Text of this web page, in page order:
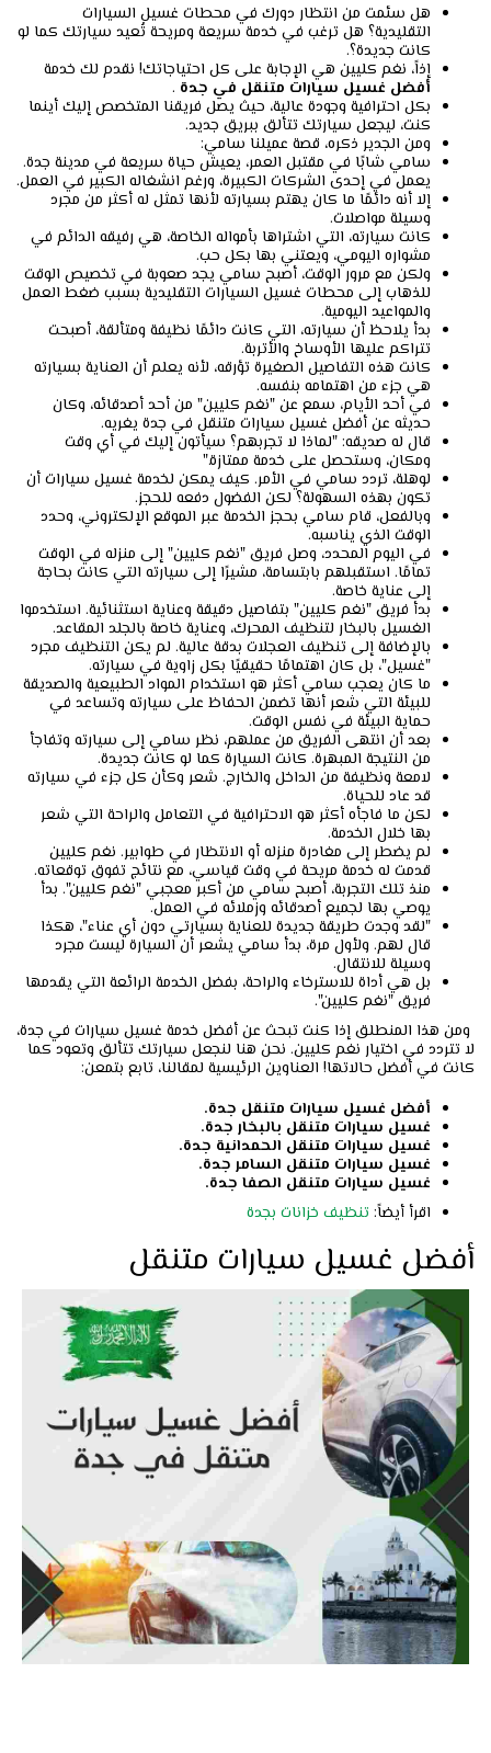
هل سئمت من انتظار دورك في محطات غسيل السيارات
التقليدية؟ هل ترغب في خدمة سريعة ومريحة تُعيد سيارتك كما لو
كانت جديدة؟.
إذاً، نغم كليين هي الإجابة على كل احتياجاتك! نقدم لك خدمة
أفضل غسيل سيارات متنقل في جدة .
بكل احترافية وجودة عالية، حيث يصل فريقنا المتخصص إليك أينما
كنت، ليجعل سيارتك تتألق ببريق جديد.
ومن الجدير ذكره، قصة عميلنا سامي:
سامي شابًا في مقتبل العمر، يعيش حياة سريعة في مدينة جدة.
يعمل في إحدى الشركات الكبيرة، ورغم انشغاله الكبير في العمل.
إلا أنه دائمًا ما كان يهتم بسيارته لأنها تمثل له أكثر من مجرد
وسيلة مواصلات.
كانت سيارته، التي اشتراها بأمواله الخاصة، هي رفيقه الدائم في
مشواره اليومي، ويعتني بها بكل حب.
ولكن مع مرور الوقت، أصبح سامي يجد صعوبة في تخصيص الوقت
للذهاب إلى محطات غسيل السيارات التقليدية بسبب ضغط العمل
والمواعيد اليومية.
بدأ يلاحظ أن سيارته، التي كانت دائمًا نظيفة ومتألقة، أصبحت
تتراكم عليها الأوساخ والأتربة.
كانت هذه التفاصيل الصغيرة تؤرقه، لأنه يعلم أن العناية بسيارته
هي جزء من اهتمامه بنفسه.
في أحد الأيام، سمع عن "نغم كليين" من أحد أصدقائه، وكان
حديثه عن أفضل غسيل سيارات متنقل في جدة يغريه.
قال له صديقه: "لماذا لا تجربهم؟ سيأتون إليك في أي وقت
ومكان، وستحصل على خدمة ممتازة."
لوهلة، تردد سامي في الأمر. كيف يمكن لخدمة غسيل سيارات أن
تكون بهذه السهولة؟ لكن الفضول دفعه للحجز.
وبالفعل، قام سامي بحجز الخدمة عبر الموقع الإلكتروني، وحدد
الوقت الذي يناسبه.
في اليوم المحدد، وصل فريق "نغم كليين" إلى منزله في الوقت
تمامًا. استقبلهم بابتسامة، مشيرًا إلى سيارته التي كانت بحاجة
إلى عناية خاصة.
بدأ فريق "نغم كليين" بتفاصيل دقيقة وعناية استثنائية. استخدموا
الغسيل بالبخار لتنظيف المحرك، وعناية خاصة بالجلد المقاعد.
بالإضافة إلى تنظيف العجلات بدقة عالية. لم يكن التنظيف مجرد
"غسيل"، بل كان اهتمامًا حقيقيًا بكل زاوية في سيارته.
ما كان يعجب سامي أكثر هو استخدام المواد الطبيعية والصديقة
للبيئة التي شعر أنها تضمن الحفاظ على سيارته وتساعد في
حماية البيئة في نفس الوقت.
بعد أن انتهى الفريق من عملهم، نظر سامي إلى سيارته وتفاجأ
من النتيجة المبهرة. كانت السيارة كما لو كانت جديدة.
لامعة ونظيفة من الداخل والخارج. شعر وكأن كل جزء في سيارته
قد عاد للحياة.
لكن ما فاجأه أكثر هو الاحترافية في التعامل والراحة التي شعر
بها خلال الخدمة.
لم يضطر إلى مغادرة منزله أو الانتظار في طوابير. نغم كليين
قدمت له خدمة مريحة في وقت قياسي، مع نتائج تفوق توقعاته.
منذ تلك التجربة، أصبح سامي من أكبر معجبي "نغم كليين". بدأ
يوصي بها لجميع أصدقائه وزملائه في العمل.
"لقد وجدت طريقة جديدة للعناية بسيارتي دون أي عناء"، هكذا
قال لهم. ولأول مرة، بدأ سامي يشعر أن السيارة ليست مجرد
وسيلة للانتقال.
بل هي أداة للاسترخاء والراحة، بفضل الخدمة الرائعة التي يقدمها
فريق "نغم كليين".
ومن هذا المنطلق إذا كنت تبحث عن أفضل خدمة غسيل سيارات في جدة،
لا تتردد في اختيار نغم كليين. نحن هنا لنجعل سيارتك تتألق وتعود كما
كانت في أفضل حالاتها! العناوين الرئيسية لمقالنا، تابع بتمعن:
أفضل غسيل سيارات متنقل جدة.
غسيل سيارات متنقل بالبخار جدة.
غسيل سيارات متنقل الحمدانية جدة.
غسيل سيارات متنقل السامر جدة.
غسيل سيارات متنقل الصفا جدة.
اقرأ أيضاً: تنظيف خزانات بجدة
أفضل غسيل سيارات متنقل